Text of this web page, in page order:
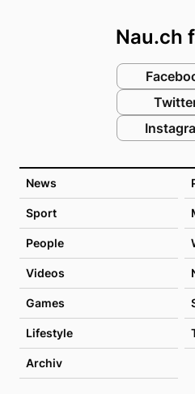
News
Sport
People
Videos
Games
Lifestyle
Archiv
Nau.ch